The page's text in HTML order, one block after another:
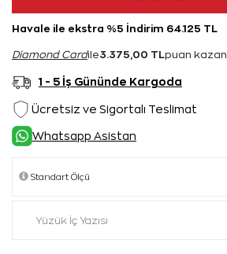
Havale ile ekstra %5 İndirim 64.125 TL
Diamond Cardile3.375,00 TL puan
1 - 5 İş Gününde Kargoda
Ücretsiz ve Sigortalı Teslimat
Whatsapp Asistan